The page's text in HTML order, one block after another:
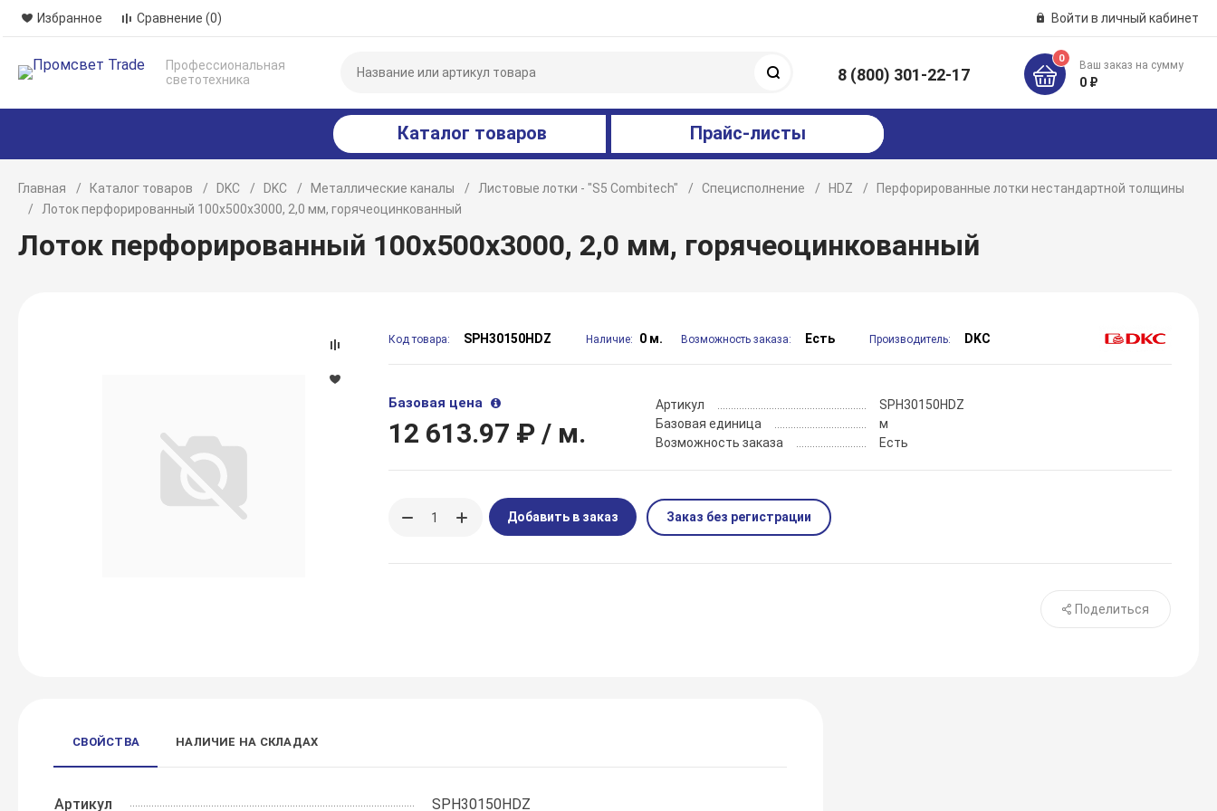
Избранное Сравнение (0) Войти в личный кабинет
Профессиональная
светотехника
8 (800) 301-22-17
0
Ваш заказ на сумму
0 ₽
Каталог товаров Прайс-листы
Главная Каталог товаров DKC DKC Металлические каналы Листовые лотки - "S5 Combitech" Специсполнение HDZ
Перфорированные лотки нестандартной толщины
Лоток перфорированный 100х500х3000, 2,0 мм, горячеоцинкованный
Лоток перфорированный 100х500х3000, 2,0 мм, горячеоцинкованный
Код товара: SPH30150HDZ Наличие: 0 м. Возможность заказа: Есть Производитель: DKC
Базовая цена
12 613.97 ₽ / м.
Артикул
SPH30150HDZ
Базовая единица
м
Возможность заказа
Есть
Добавить в заказ Заказ без регистрации
Поделиться
СВОЙСТВА НАЛИЧИЕ НА СКЛАДАХ
Артикул SPH30150HDZ